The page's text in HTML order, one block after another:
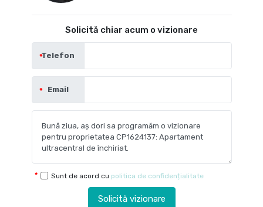
Solicită chiar acum o vizionare
Telefon
Email
Sunt de acord cu politica de confidențialitate
Solicită vizionare